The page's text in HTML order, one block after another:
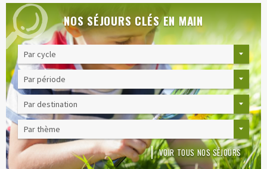
NOS SÉJOURS CLÉS EN MAIN
VOIR TOUS NOS SÉJOURS